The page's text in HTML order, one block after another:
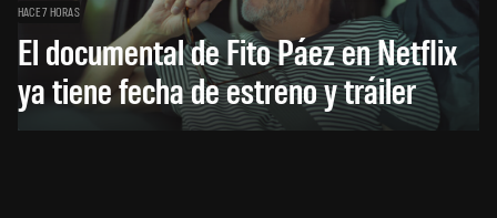
HACE 7 HORAS
El documental de Fito Páez en Netflix
ya tiene fecha de estreno y tráiler